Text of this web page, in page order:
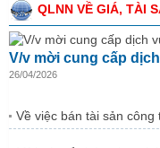
QLNN VỀ GIÁ, TÀI
V/v mời cung cấp
26/04/2026
Về việc bán tài sản